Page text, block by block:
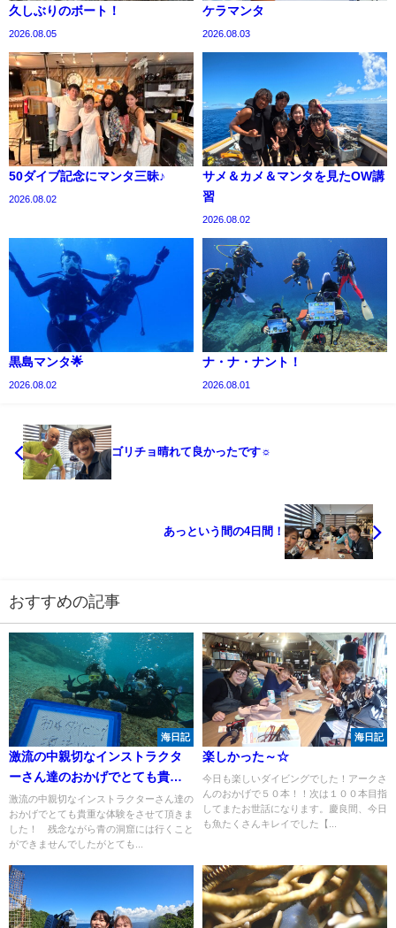
久しぶりのボート！
2026.08.05
ケラマンタ
2026.08.03
50ダイブ記念にマンタ三昧♪
2026.08.02
サメ＆カメ＆マンタを見たOW講
習
2026.08.02
黒島マンタ🌟
2026.08.02
ナ・ナ・ナント！
2026.08.01
ゴリチョ晴れて良かったです☼
あっという間の4日間！
おすすめの記事
海日記
激流の中親切なインストラクタ
ーさん達のおかげでとても貴重
な体験をさせて頂きました！
激流の中親切なインストラクターさん達の
おかげでとても貴重な体験をさせて頂きま
した！ 残念ながら青の洞窟には行くこと
ができませんでしたがとても...
海日記
楽しかった～☆
今日も楽しいダイビングでした！アークさ
んのおかげで５０本！！次は１００本目指
してまたお世話になります。慶良間、今日
も魚たくさんキレイでした【...